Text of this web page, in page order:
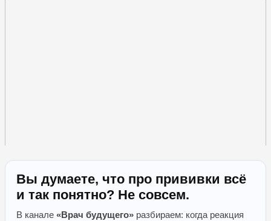
Вы думаете, что про прививки всё
и так понятно? Не совсем.
В канале «Врач будущего» разбираем: когда реакция